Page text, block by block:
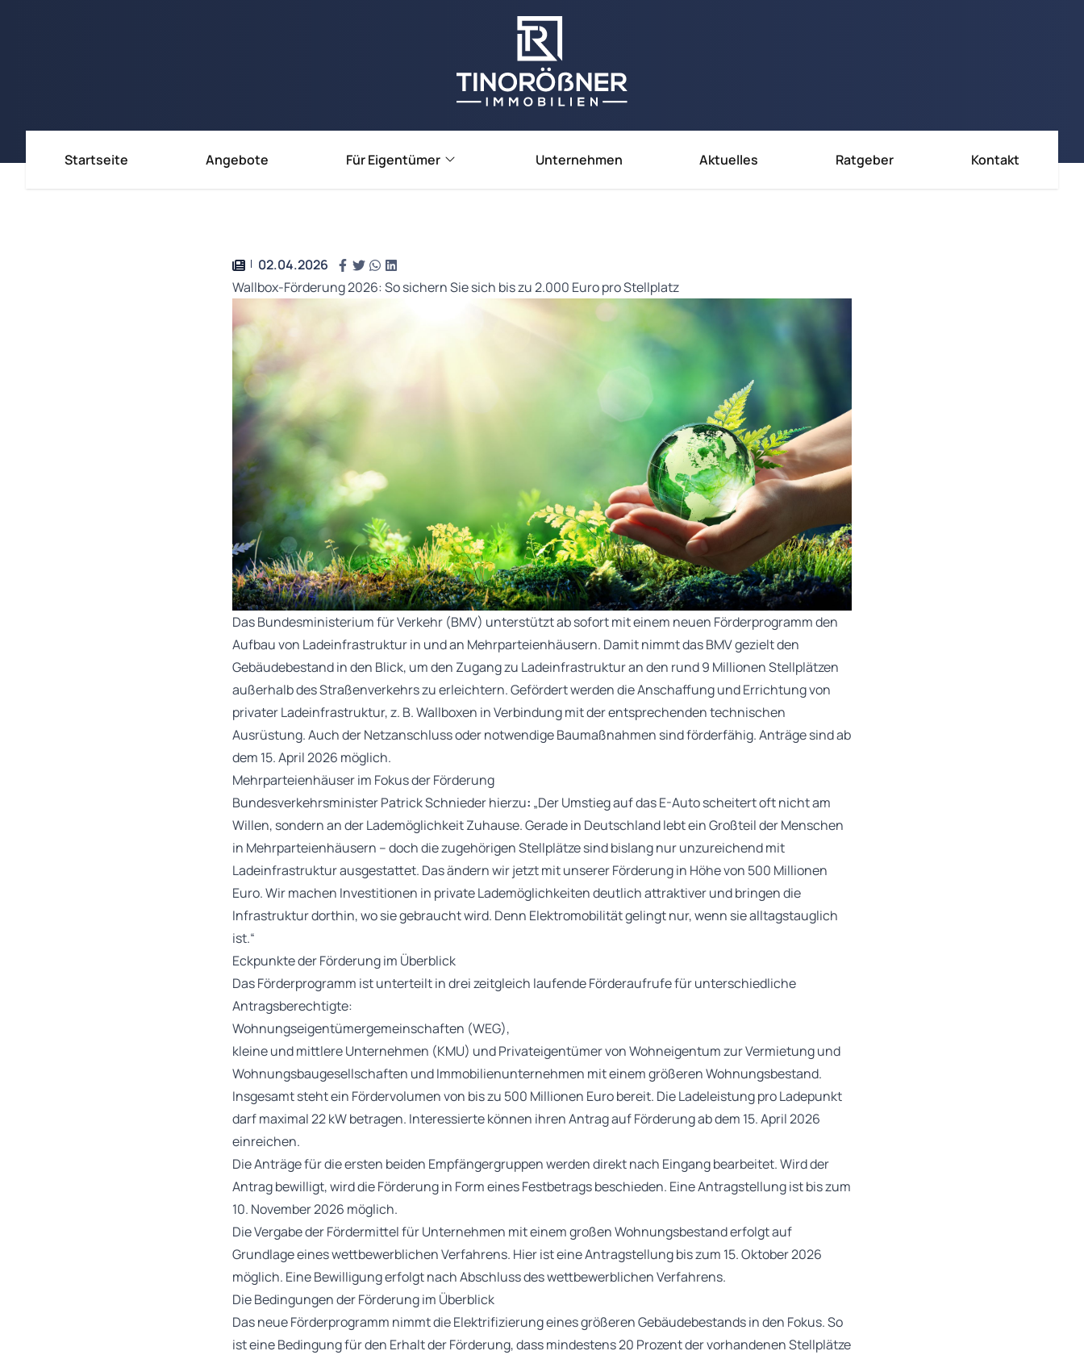
Startseite Angebote
Für Eigentümer
Unternehmen Aktuelles Ratgeber Kontakt
02.04.2026
Wallbox-Förderung 2026: So sichern Sie sich bis zu 2.000 Euro pro Stellplatz
Das Bundesministerium für Verkehr (BMV) unterstützt ab sofort mit einem neuen Förderprogramm den
Aufbau von Ladeinfrastruktur in und an Mehrparteienhäusern. Damit nimmt das BMV gezielt den
Gebäudebestand in den Blick, um den Zugang zu Ladeinfrastruktur an den rund 9 Millionen Stellplätzen
außerhalb des Straßenverkehrs zu erleichtern. Gefördert werden die Anschaffung und Errichtung von
privater Ladeinfrastruktur, z. B. Wallboxen in Verbindung mit der entsprechenden technischen
Ausrüstung. Auch der Netzanschluss oder notwendige Baumaßnahmen sind förderfähig. Anträge sind ab
dem 15. April 2026 möglich.
Mehrparteienhäuser im Fokus der Förderung
Bundesverkehrsminister Patrick Schnieder hierzu: „Der Umstieg auf das E-Auto scheitert oft nicht am
Willen, sondern an der Lademöglichkeit Zuhause. Gerade in Deutschland lebt ein Großteil der Menschen
in Mehrparteienhäusern – doch die zugehörigen Stellplätze sind bislang nur unzureichend mit
Ladeinfrastruktur ausgestattet. Das ändern wir jetzt mit unserer Förderung in Höhe von 500 Millionen
Euro. Wir machen Investitionen in private Lademöglichkeiten deutlich attraktiver und bringen die
Infrastruktur dorthin, wo sie gebraucht wird. Denn Elektromobilität gelingt nur, wenn sie alltagstauglich
ist.“
Eckpunkte der Förderung im Überblick
Das Förderprogramm ist unterteilt in drei zeitgleich laufende Förderaufrufe für unterschiedliche
Antragsberechtigte:
Wohnungseigentümergemeinschaften (WEG),
kleine und mittlere Unternehmen (KMU) und Privateigentümer von Wohneigentum zur Vermietung und
Wohnungsbaugesellschaften und Immobilienunternehmen mit einem größeren Wohnungsbestand.
Insgesamt steht ein Fördervolumen von bis zu 500 Millionen Euro bereit. Die Ladeleistung pro Ladepunkt
darf maximal 22 kW betragen. Interessierte können ihren Antrag auf Förderung ab dem 15. April 2026
einreichen.
Die Anträge für die ersten beiden Empfängergruppen werden direkt nach Eingang bearbeitet. Wird der
Antrag bewilligt, wird die Förderung in Form eines Festbetrags beschieden. Eine Antragstellung ist bis zum
10. November 2026 möglich.
Die Vergabe der Fördermittel für Unternehmen mit einem großen Wohnungsbestand erfolgt auf
Grundlage eines wettbewerblichen Verfahrens. Hier ist eine Antragstellung bis zum 15. Oktober 2026
möglich. Eine Bewilligung erfolgt nach Abschluss des wettbewerblichen Verfahrens.
Die Bedingungen der Förderung im Überblick
Das neue Förderprogramm nimmt die Elektrifizierung eines größeren Gebäudebestands in den Fokus. So
ist eine Bedingung für den Erhalt der Förderung, dass mindestens 20 Prozent der vorhandenen Stellplätze